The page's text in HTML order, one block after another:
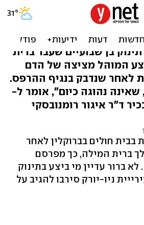
מת מהרפס;
מהמוהל
בן שבועיים שעבר ברית
המוהל מציצה של הדם
לאחר שנדבק בנגיף ההרפס.
נהוגה כיום", אומר ל-
בבית חולים בברוקלין לאחר
ברית המילה, כך מפרסם
העיתון Daily news. לא ברור עדיין מי ביצע בתינוק
ניו-יורק סירבו להגיב על